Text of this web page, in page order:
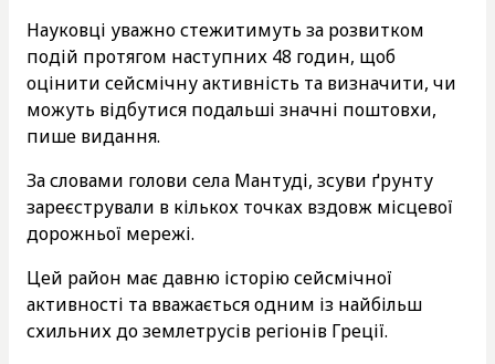
Науковці уважно стежитимуть за розвитком
подій протягом наступних 48 годин, щоб
оцінити сейсмічну активність та визначити, чи
можуть відбутися подальші значні поштовхи,
пише видання.
За словами голови села Мантуді, зсуви ґрунту
зареєстрували в кількох точках вздовж місцевої
дорожньої мережі.
Цей район має давню історію сейсмічної
активності та вважається одним із найбільш
схильних до землетрусів регіонів Греції.